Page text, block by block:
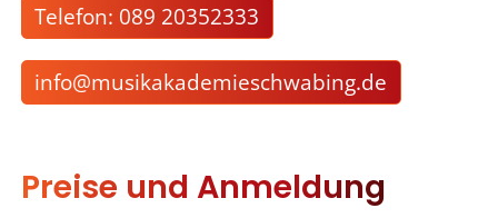
Telefon: 089 20352333
nf m s k k d m schw b ng d
Preise und Anmeldung